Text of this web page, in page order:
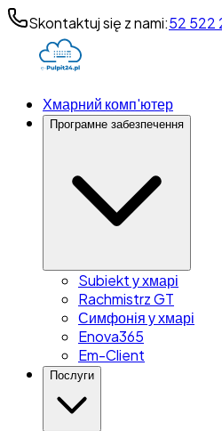
Skontaktuj się z nami:52 522
Хмарний комп'ютер
Програмне забезпечення
Subiekt у хмарі
Rachmistrz GT
Симфонія у хмарі
Enova365
Em-Client
Послуги